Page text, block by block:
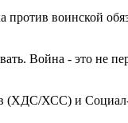
воинской
Война - это не
(ХДС/ХСС) и